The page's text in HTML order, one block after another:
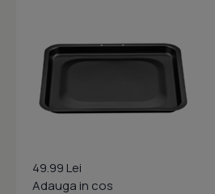
49.99 Lei
Adauga in cos